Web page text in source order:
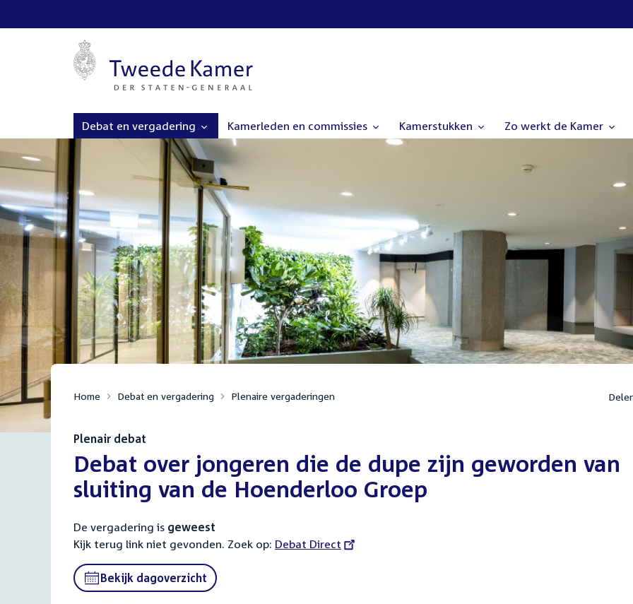
Debat en vergadering Kamerleden en commissies Kamerstukken Zo werkt de Kamer
Home Debat en vergadering Plenaire vergaderingen
Plenair debat
:Debat over jongeren die de dupe zijn geworden van
sluiting van de Hoenderloo Groep
De vergadering is geweest
Kijk terug link niet gevonden. Zoek op: External
Debat Direct
Bekijk dagoverzicht